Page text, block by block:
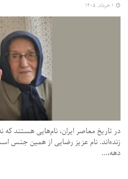
در تاریخ معاصر ایران، نام‌هایی هستند که
زنده‌اند. نام عزیز رضایی از همین جنس
دهه،...